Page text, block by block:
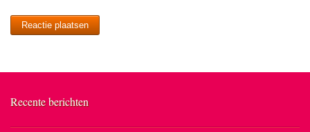
Recente berichten